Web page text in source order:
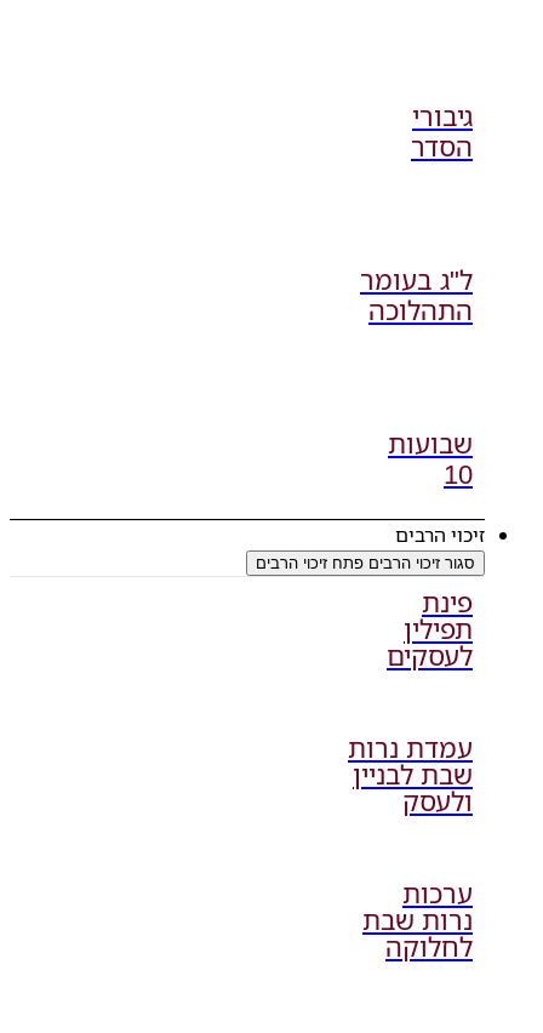
גיבורי
הסדר
ל"ג בעומר
התהלוכה
שבועות
10
זיכוי הרבים
סגור זיכוי הרבים פתח זיכוי הרבים
פינת
תפילין
לעסקים
עמדת נרות
שבת לבניין
ולעסק
ערכות
נרות שבת
לחלוקה